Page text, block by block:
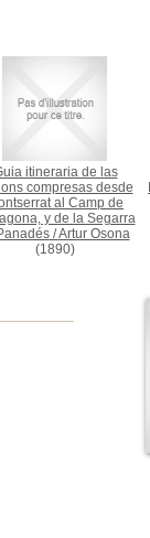
itineraria de las
compresas desde
al Camp de
y de la Segarra
/Artur Osona
(1890)